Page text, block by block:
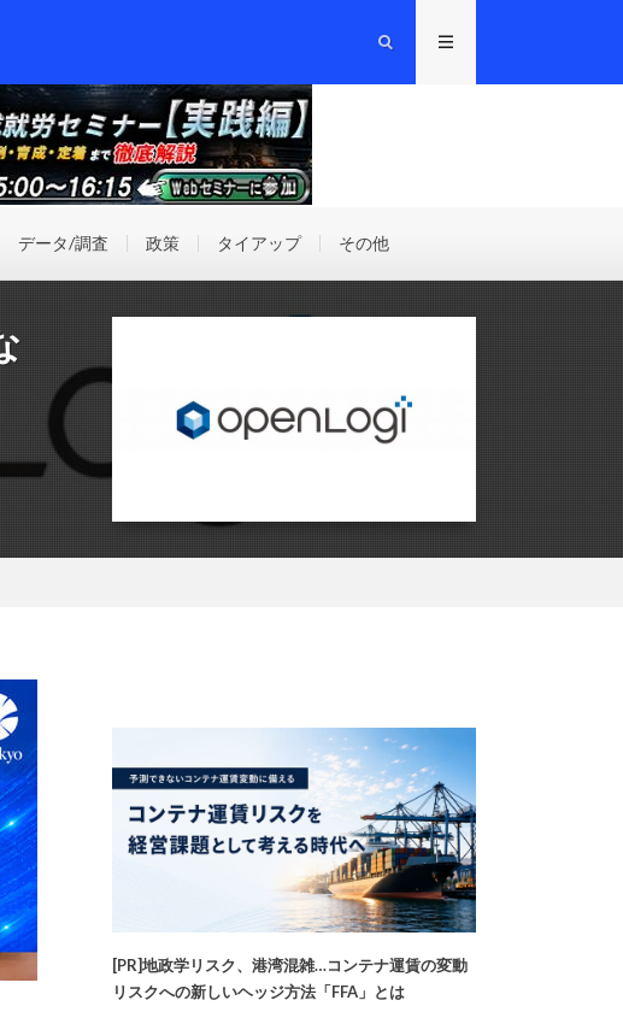
データ/調査 政策 タイアップ その他
[PR]地政学リスク、港湾混雑…コンテナ運賃の変動
リスクへの新しいヘッジ方法「FFA」とは